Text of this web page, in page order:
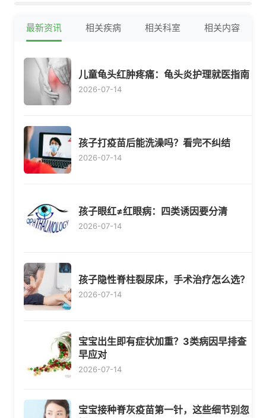
最新资讯 相关疾病 相关科室 相关内容
儿童龟头红肿疼痛：龟头炎护理就医指南
2026-07-14
孩子打疫苗后能洗澡吗？看完不纠结
2026-07-14
孩子眼红≠红眼病：四类诱因要分清
2026-07-14
孩子隐性脊柱裂尿床，手术治疗怎么选？
2026-07-14
宝宝出生即有症状加重？3类病因早排查
早应对
2026-07-14
宝宝接种脊灰疫苗第一针，这些细节别忽